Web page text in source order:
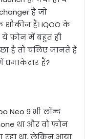
है जो
हैं। iQOO के
फोन में बहुत ही
है तो चलिए जानते हैं
धमाकेदार हैं?
Neo 9 भी लॉन्च
था और वो फोन
रहा था, लेकिन आया